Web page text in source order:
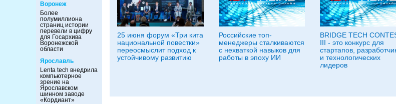
Воронеж
Более
полумиллиона
страниц истории
перевели в цифру
для Госархива
Воронежской
области
Ярославль
Lenta tech внедрила
компьютерное
зрение на
Ярославском
шинном заводе
«Кордиант»
25 июня форум «Три кита
национальной повестки»
переосмыслит подход к
устойчивому развитию
Российские топ-
менеджеры сталкиваются
с нехваткой навыков для
работы в эпоху ИИ
BRIDGE TECH
III - это конкурс для
стартапов,
и технологических
лидеров